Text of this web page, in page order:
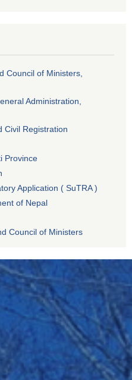
Council of Ministers,
Administration,
Civil Registration
Province
Application ( SuTRA )
of Nepal
Council of Ministers